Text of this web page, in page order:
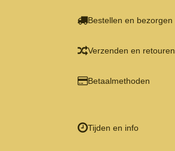
Bestellen en bezorgen
Verzenden en retouren
Betaalmethoden
Tijden en info